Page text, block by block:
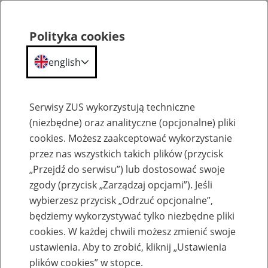
Komunikaty
Polityka cookies
english
Serwisy ZUS wykorzystują techniczne
(niezbędne) oraz analityczne (opcjonalne) pliki
cookies. Możesz zaakceptować wykorzystanie
przez nas wszystkich takich plików (przycisk
„Przejdź do serwisu”) lub dostosować swoje
zgody (przycisk „Zarządzaj opcjami”). Jeśli
wybierzesz przycisk „Odrzuć opcjonalne”,
będziemy wykorzystywać tylko niezbędne pliki
cookies. W każdej chwili możesz zmienić swoje
ustawienia. Aby to zrobić, kliknij „Ustawienia
plików cookies” w stopce.